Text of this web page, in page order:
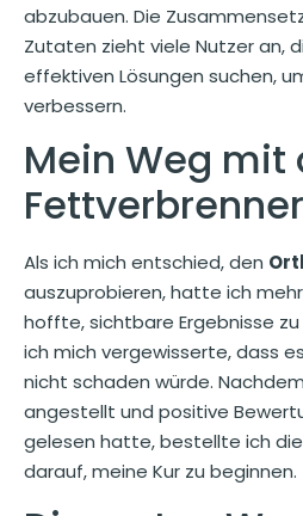
abzubauen. Die
Zutaten zieht viele Nutzer an,
effektiven Lösungen suchen,
verbessern.
Mein Weg mit
Fettverbrenner
Als ich mich entschied, den
auszuprobieren, hatte ich
hoffte, sichtbare Ergebnisse
ich mich vergewisserte, dass
nicht schaden würde.
angestellt und positive
gelesen hatte, bestellte ich
darauf, meine Kur zu beginnen.